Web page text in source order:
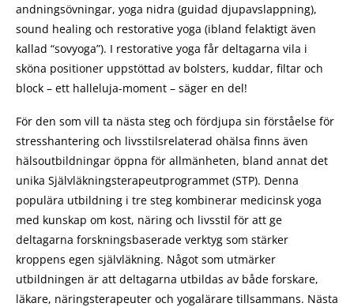
andningsövningar, yoga nidra (guidad djupavslappning),
sound healing och restorative yoga (ibland felaktigt även
kallad “sovyoga”). I restorative yoga får deltagarna vila i
sköna positioner uppstöttad av bolsters, kuddar, filtar och
block – ett halleluja-moment – säger en del!
För den som vill ta nästa steg och fördjupa sin förståelse för
stresshantering och livsstilsrelaterad ohälsa finns även
hälsoutbildningar öppna för allmänheten, bland annat det
unika Självläkningsterapeutprogrammet (STP). Denna
populära utbildning i tre steg kombinerar medicinsk yoga
med kunskap om kost, näring och livsstil för att ge
deltagarna forskningsbaserade verktyg som stärker
kroppens egen självläkning. Något som utmärker
utbildningen är att deltagarna utbildas av både forskare,
läkare, näringsterapeuter och yogalärare tillsammans. Nästa